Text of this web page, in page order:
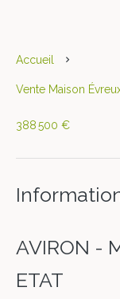
Accueil
Vente Maison
388 500 €
AVIRON -
ETAT